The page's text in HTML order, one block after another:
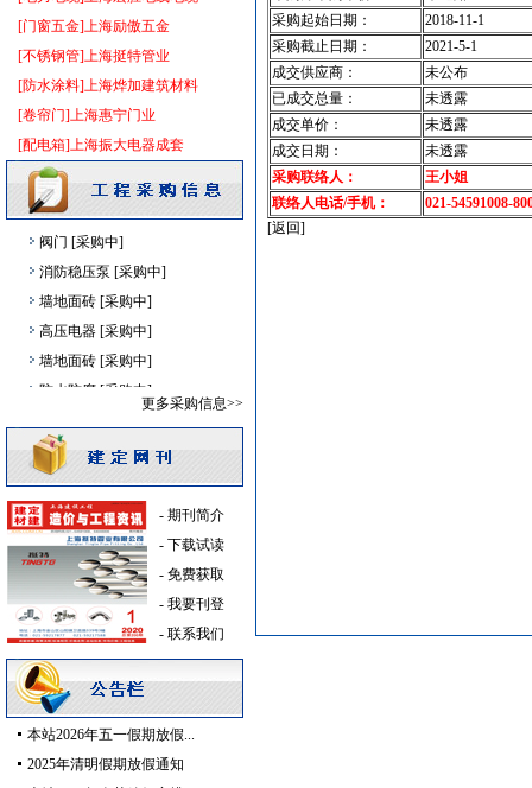
[门窗五金]上海励傲五金
[不锈钢管]上海挺特管业
[防水涂料]上海烨加建筑材料
[卷帘门]上海惠宁门业
[配电箱]上海振大电器成套
防静电地板 [采购中]
照明器材 [采购中]
卫浴洁具 [采购中]
电气控制开关 [采购中]
安全防范 [采购中]
家具饰材
及各种防火器材
[采购中]
阀门 [采购中]
消防稳压泵 [采购中]
墙地面砖 [采购中]
高压电器 [采购中]
墙地面砖 [采购中]
防水防腐 [采购中]
外墙装饰
高压电器
复合木地板 [采购中]
仪器仪表 [采购中]
卫浴洁具 [采购中]
仿古砖 [采购中]
电器开关 [采购中]
外墙装饰 [采购中]
防雷接地
铝扣版 [采购中]
门窗玻璃 [采购中]
更多采购信息>>
- 期刊简介
- 下载试读
- 免费获取
- 我要刊登
- 联系我们
本站2026年五一假期放假...
2025年清明假期放假通知
采购起始日期：
2018-11-1
采购截止日期：
2021-5-1
成交供应商：
未公布
已成交总量：
未透露
成交单价：
未透露
成交日期：
未透露
采购联络人：
王小姐
联络人电话/手机：
021-54591008-
[返回]